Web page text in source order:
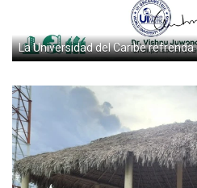
La Universidad del Caribe